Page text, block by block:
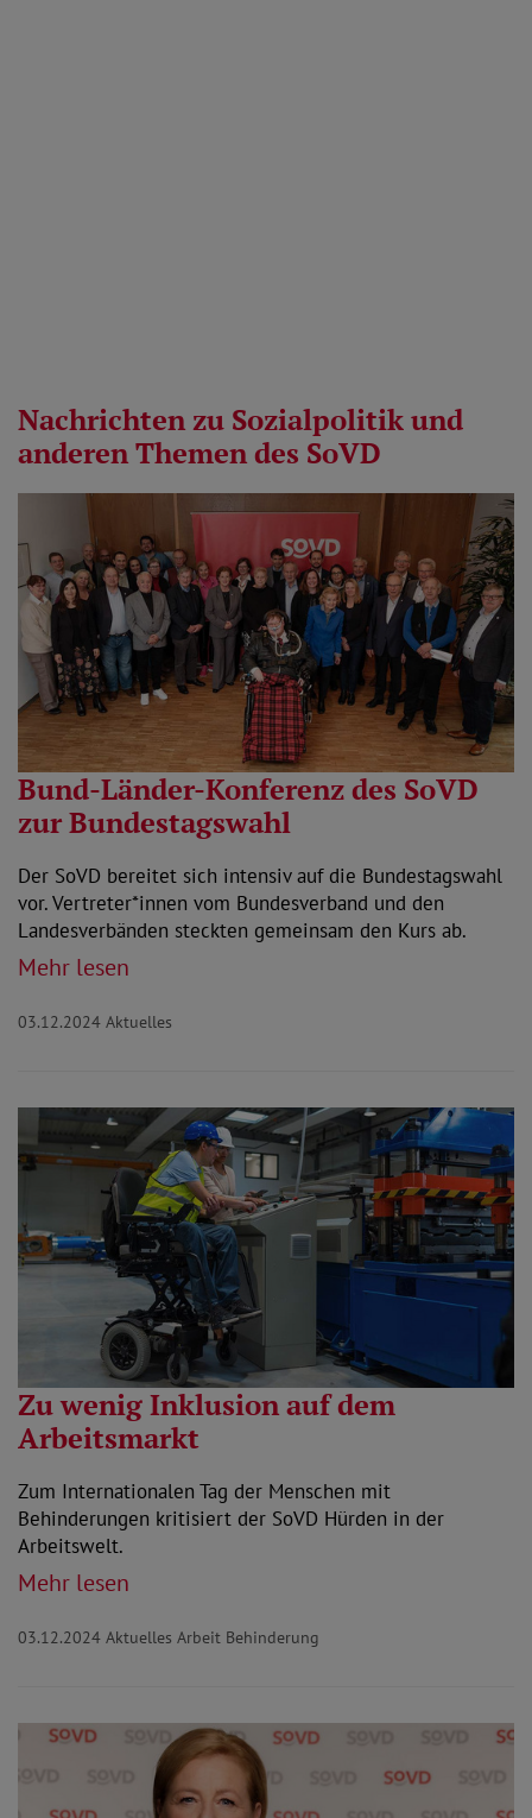
Nachrichten zu Sozialpolitik und
anderen Themen des SoVD
Bund-Länder-Konferenz des SoVD
zur Bundestagswahl
Der SoVD bereitet sich intensiv auf die Bundestagswahl
vor. Vertreter*innen vom Bundesverband und den
Landesverbänden steckten gemeinsam den Kurs ab.
Mehr lesen
03.12.2024 Aktuelles
Zu wenig Inklusion auf dem
Arbeitsmarkt
Zum Internationalen Tag der Menschen mit
Behinderungen kritisiert der SoVD Hürden in der
Arbeitswelt.
Mehr lesen
03.12.2024 Aktuelles Arbeit Behinderung